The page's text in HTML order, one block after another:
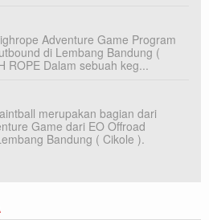
Adventure Game Program
di Lembang Bandung (
ROPE Dalam sebuah keg...
merupakan bagian dari
Game dari EO Offroad
Bandung ( Cikole ).